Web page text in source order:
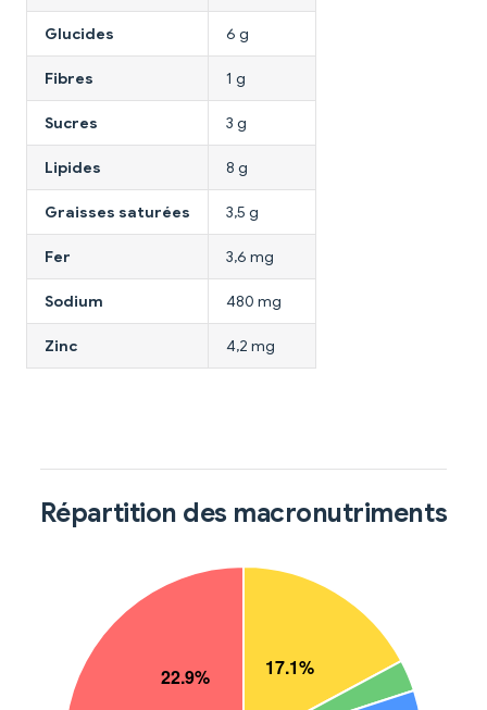
Glucides 6 g
Fibres 1 g
Sucres 3 g
Lipides 8 g
Graisses saturées 3,5 g
Fer 3,6 mg
Sodium 480 mg
Zinc 4,2 mg
Répartition des macronutriments